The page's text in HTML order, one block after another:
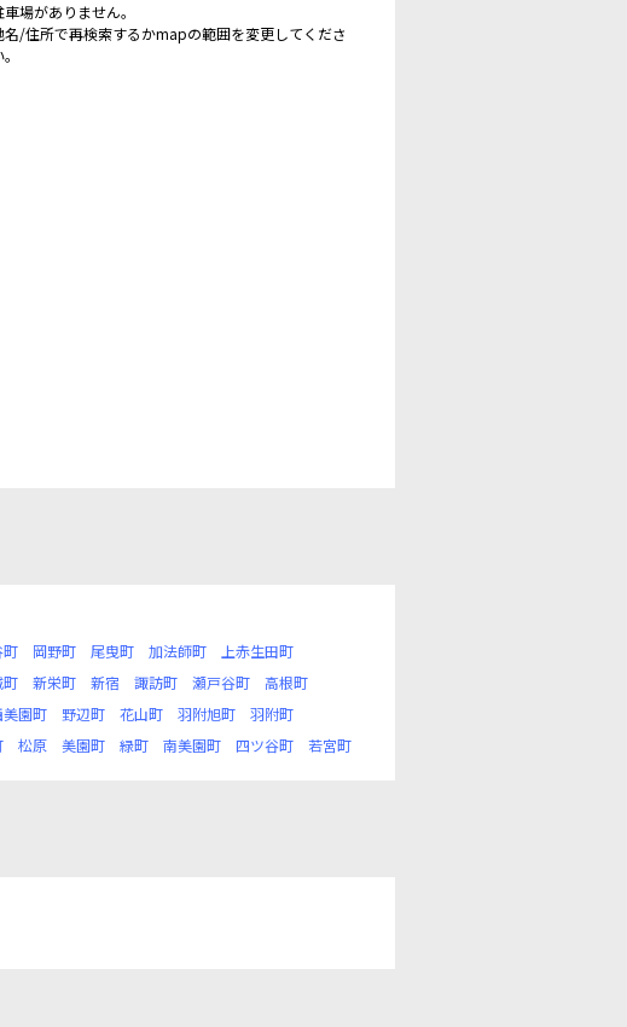
車場がありません。
名/住所で再検索するかmapの範囲を変更してくださ
町 岡野町 尾曳町 加法師町
上赤生田町
町 新栄町 新宿 諏訪町 瀬戸谷町
高根町
美園町 野辺町 花山町 羽附旭町
羽附町
松原 美園町 緑町 南美園町 四ツ谷町 若宮町